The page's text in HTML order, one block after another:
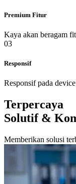
Premium Fitur
Kaya akan beragam
03
Responsif
Responsif pada
Terpercaya
Solutif &
Memberikan solusi